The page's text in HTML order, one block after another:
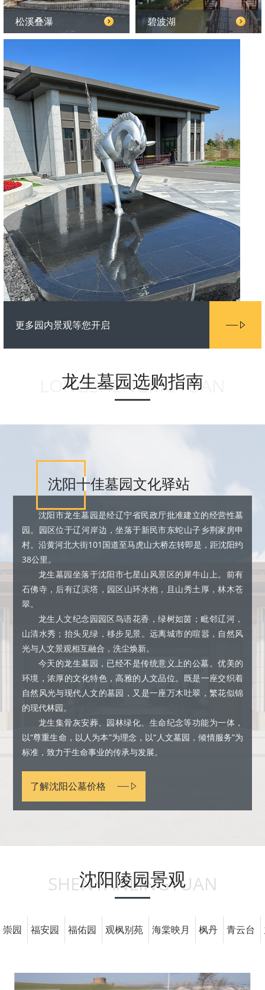
松溪叠瀑 碧波湖
更多园内景观等您开启
龙生墓园选购指南
LONGSHENGMUYUAN
沈阳十佳墓园文化驿站
沈阳市龙生墓园是经辽宁省民政厅批准建立的经营性墓
园。园区位于辽河岸边，坐落于新民市东蛇山子乡荆家房申
村。沿黄河北大街101国道至马虎山大桥左转即是，距沈阳约
38公里。
龙生墓园坐落于沈阳市七星山风景区的犀牛山上。前有
石佛寺，后有辽滨塔，园区山环水抱，且山秀土厚，林木苍
翠。
龙生人文纪念园园区鸟语花香，绿树如茵；毗邻辽河，
山清水秀；抬头见绿，移步见景。远离城市的喧嚣，自然风
光与人文景观相互融合，洗尘焕新。
今天的龙生墓园，已经不是传统意义上的公墓。优美的
环境，浓厚的文化特色，高雅的人文品位。既是一座交织着
自然风光与现代人文的墓园，又是一座万木吐翠，繁花似锦
的现代林园。
龙生集骨灰安葬、园林绿化、生命纪念等功能为一体，
以“尊重生命，以人为本”为理念，以“人文墓园，倾情服务”为
标准，致力于生命事业的传承与发展。
了解沈阳公墓价格
沈阳陵园景观
SHENYANLINGYUAN
崇园 福安园 福佑园 观枫别苑 海棠映月 枫丹 青云台